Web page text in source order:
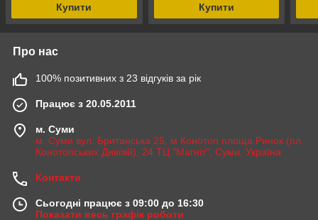
Купити Купити
Про нас
100% позитивних з 23 відгуків за рік
Працює з 20.05.2011
м. Суми
м. Суми вул. Британська 25, м Конотоп площа Ринок (пл.
Конотопських Дивізій), 24 ТЦ "Магніт", Суми, Україна
Контакти
Сьогодні працює з 09:00 до 16:30
Показати весь графік роботи